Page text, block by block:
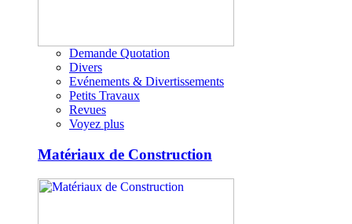
Demande Quotation
Divers
Evénements & Divertissements
Petits Travaux
Revues
Voyez plus
Matériaux de Construction